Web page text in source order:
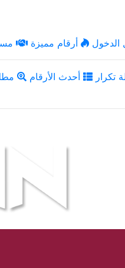
الدخول أرقام مميزة
تكرار أحدث الأرقام